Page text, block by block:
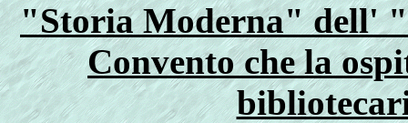
"Storia Moderna" dell'
Convento che la